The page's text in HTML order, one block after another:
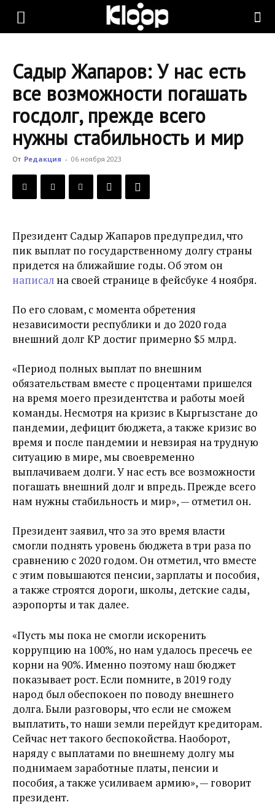
KLOOP.KG
Новости
Кыргызстана
Садыр Жапаров: У нас есть
все возможности погашать
госдолг, прежде всего
нужны стабильность и мир
От Редакция - 06 ноября 2023
Президент Садыр Жапаров предупредил, что
пик выплат по государственному долгу страны
придется на ближайшие годы. Об этом он
написал на своей странице в фейсбуке 4 ноября.
По его словам, с момента обретения
независимости республики и до 2020 года
внешний долг КР достиг примерно $5 млрд.
«Период полных выплат по внешним
обязательствам вместе с процентами пришелся
на время моего президентства и работы моей
команды. Несмотря на кризис в Кыргызстане до
пандемии, дефицит бюджета, а также кризис во
время и после пандемии и невзирая на трудную
ситуацию в мире, мы своевременно
выплачиваем долги. У нас есть все возможности
погашать внешний долг и впредь. Прежде всего
нам нужны стабильность и мир», — отметил он.
Президент заявил, что за это время власти
смогли поднять уровень бюджета в три раза по
сравнению с 2020 годом. Он отметил, что вместе
с этим повышаются пенсии, зарплаты и пособия,
а также строятся дороги, школы, детские сады,
аэропорты и так далее.
«Пусть мы пока не смогли искоренить
коррупцию на 100%, но нам удалось пресечь ее
корни на 90%. Именно поэтому наш бюджет
показывает рост. Если помните, в 2019 году
народ был обеспокоен по поводу внешнего
долга. Были разговоры, что если не сможем
выплатить, то наши земли перейдут кредиторам.
Сейчас нет такого беспокойства. Наоборот,
наряду с выплатами по внешнему долгу мы
поднимаем заработные платы, пенсии и
пособия, а также усиливаем армию», — говорит
президент.